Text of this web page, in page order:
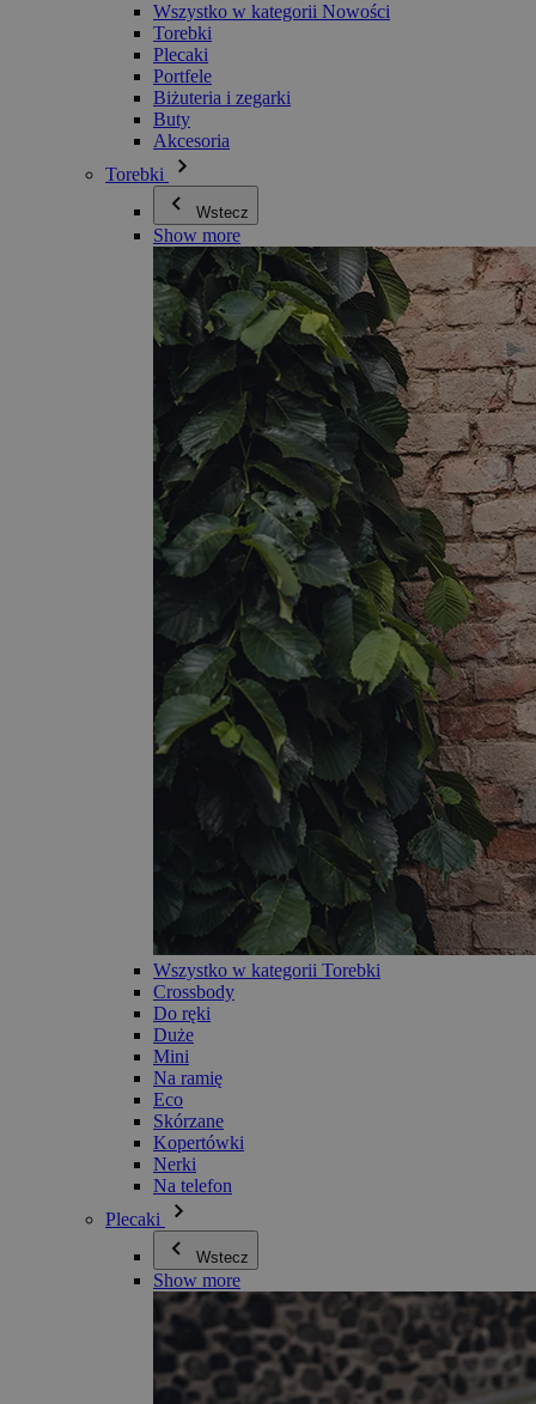
Wszystko w kategorii Nowości
Torebki
Plecaki
Portfele
Biżuteria i zegarki
Buty
Akcesoria
Torebki
Wstecz
Show more
Wszystko w kategorii Torebki
Crossbody
Do ręki
Duże
Mini
Na ramię
Eco
Skórzane
Kopertówki
Nerki
Na telefon
Plecaki
Wstecz
Show more